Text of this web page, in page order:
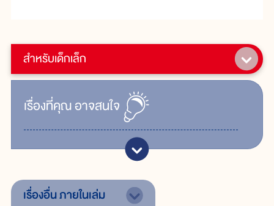
สำหรับเด็กเล็ก
เรื่ิองที่คุณอาจสนใจ
เรื่องอื่นภายในเล่ม